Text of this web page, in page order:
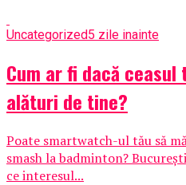
Uncategorized5 zile inainte
Cum ar fi dacă
alături de tine?
Poate smartwatch-ul tău să
smash la badminton?
ce interesul...